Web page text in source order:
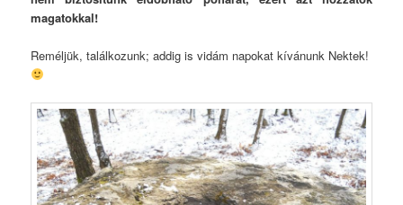
magatokkal!
Reméljük, találkozunk; addig is vidám napokat kívánunk Nektek!